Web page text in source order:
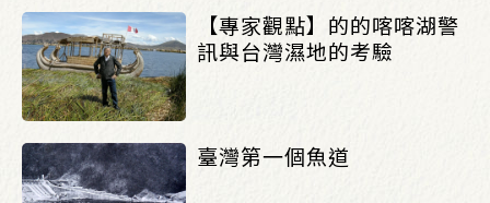
【專家觀點】的的喀喀湖警
訊與台灣濕地的考驗
臺灣第一個魚道